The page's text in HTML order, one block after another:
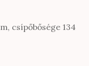
csípőbősége 134